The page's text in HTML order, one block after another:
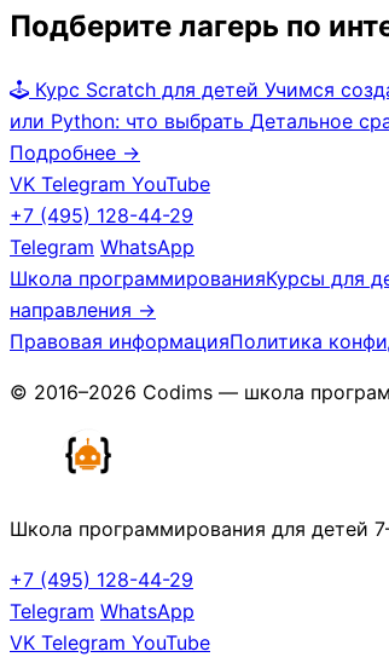
Подберите лагерь по
Курс Scratch для детей Учимся
или Python: что выбрать Детальное
Подробнее →
VK Telegram YouTube
+7 (495) 128-44-29
Telegram WhatsApp
Школа программированияКурсы для
направления →
Правовая информацияПолитика
© 2016–2026 Codims — школа
Школа программирования для детей
+7 (495) 128-44-29
Telegram WhatsApp
VK Telegram YouTube